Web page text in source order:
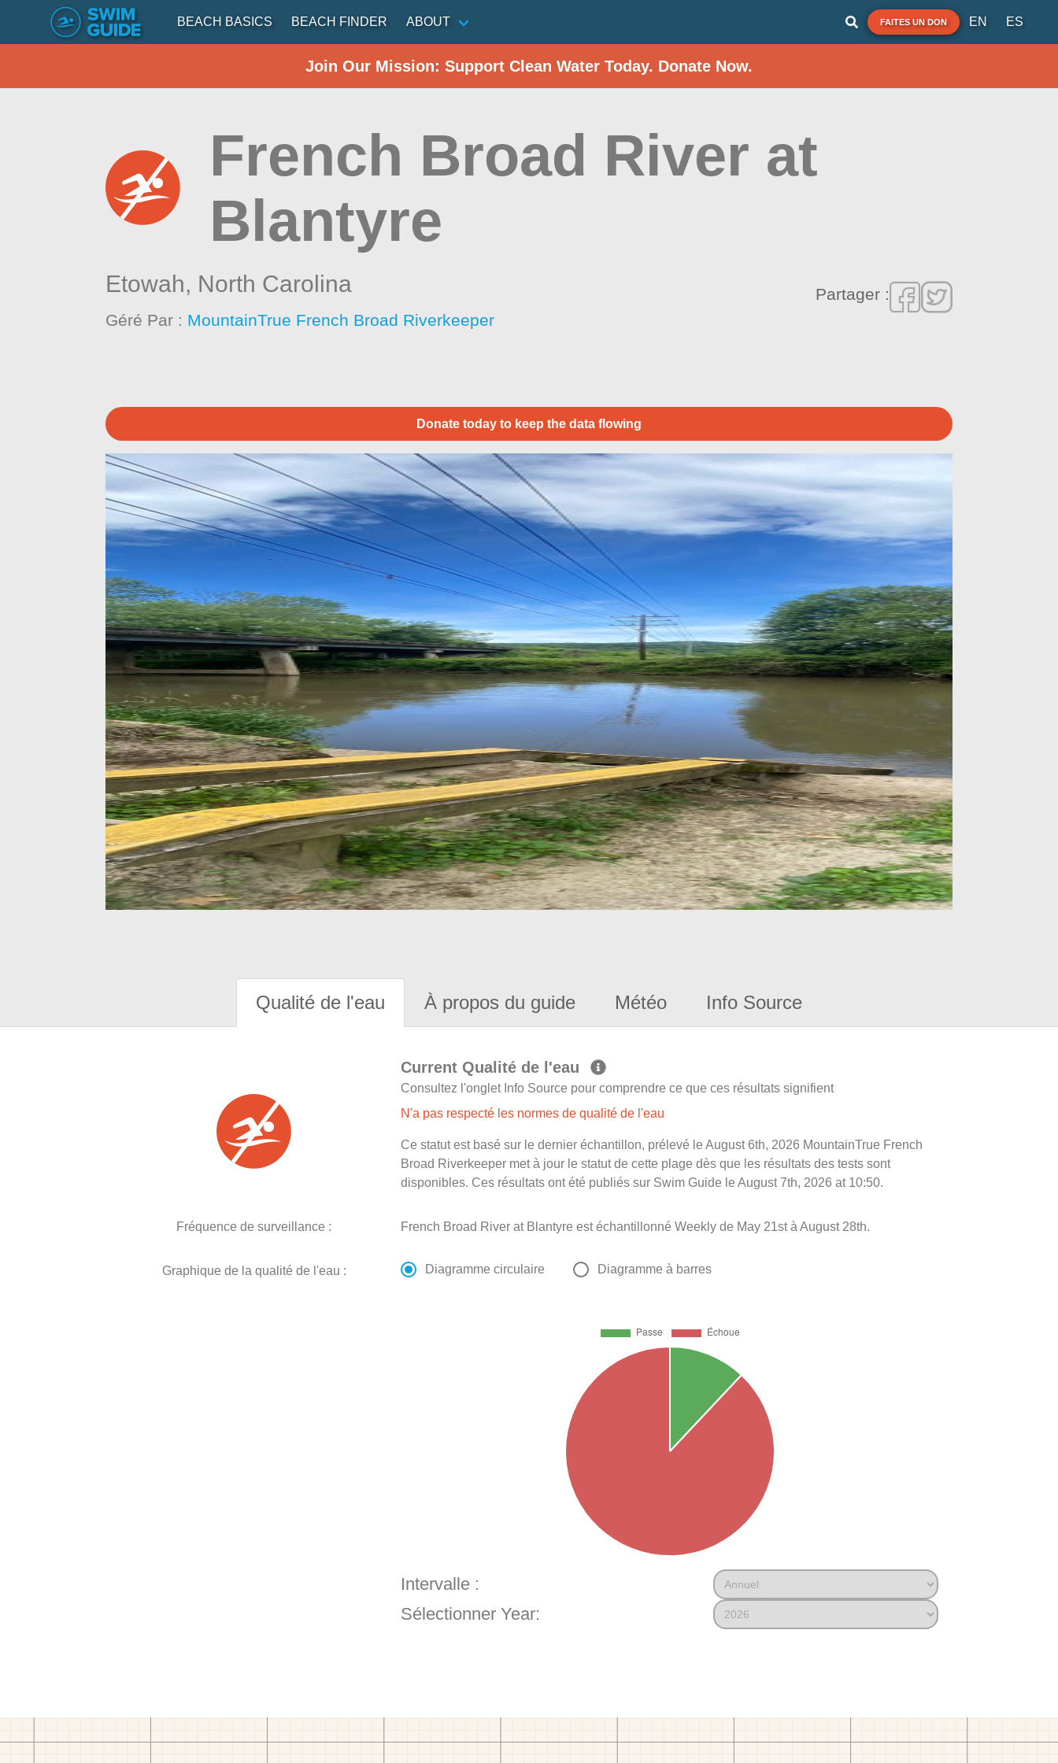
BEACH BASICS BEACH FINDER ABOUT FAITES UN DON EN ES
Join Our Mission: Support Clean Water Today. Donate Now.
French Broad River at
Blantyre
Etowah, North Carolina
Géré Par : MountainTrue French Broad Riverkeeper
Partager :
Donate today to keep the data flowing
Qualité de l'eau À propos du guide Météo Info Source
Current Qualité de l'eau
Consultez l'onglet Info Source pour comprendre ce que ces résultats signifient
N'a pas respecté les normes de qualité de l'eau
Ce statut est basé sur le dernier échantillon, prélevé le August 6th, 2026 MountainTrue French
Broad Riverkeeper met à jour le statut de cette plage dès que les résultats des tests sont
disponibles. Ces résultats ont été publiés sur Swim Guide le August 7th, 2026 at 10:50.
Fréquence de surveillance : French Broad River at Blantyre est échantillonné Weekly de May 21st à August 28th.
Graphique de la qualité de l'eau : Diagramme circulaire Diagramme à barres
Intervalle :
Sélectionner Year: